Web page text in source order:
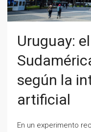
Uruguay:
según la
artificial
En un experimento